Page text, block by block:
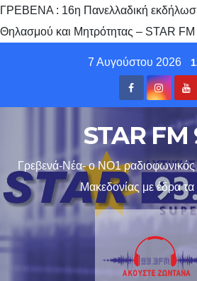
ΓΡΕΒΕΝΑ : 16η Πανελλαδική
Θηλασμού και Μητρότητας – STAR
7 Αυγούστου 2026
STAR FM
Γρεβενά-Νέα- ο ΝΟ1 ραδιοφωνικός
Μακεδονίας με έδρα τα